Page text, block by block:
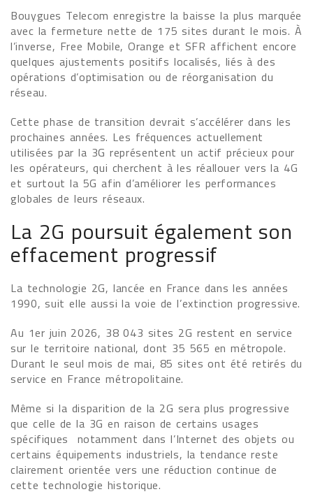
Bouygues Telecom enregistre la baisse la plus marquée
avec la fermeture nette de 175 sites durant le mois. À
l’inverse, Free Mobile, Orange et SFR affichent encore
quelques ajustements positifs localisés, liés à des
opérations d’optimisation ou de réorganisation du
réseau.
Cette phase de transition devrait s’accélérer dans les
prochaines années. Les fréquences actuellement
utilisées par la 3G représentent un actif précieux pour
les opérateurs, qui cherchent à les réallouer vers la 4G
et surtout la 5G afin d’améliorer les performances
globales de leurs réseaux.
La 2G poursuit également son
effacement progressif
La technologie 2G, lancée en France dans les années
1990, suit elle aussi la voie de l’extinction progressive.
Au 1er juin 2026, 38 043 sites 2G restent en service
sur le territoire national, dont 35 565 en métropole.
Durant le seul mois de mai, 85 sites ont été retirés du
service en France métropolitaine.
Même si la disparition de la 2G sera plus progressive
que celle de la 3G en raison de certains usages
spécifiques notamment dans l’Internet des objets ou
certains équipements industriels, la tendance reste
clairement orientée vers une réduction continue de
cette technologie historique.